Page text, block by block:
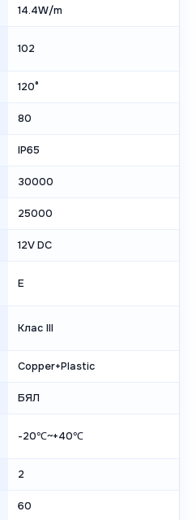
14.4W/m
102
120°
80
IP65
30000
25000
12V DC
E
Клас III
Copper+Plastic
БЯЛ
-20℃~+40℃
2
60